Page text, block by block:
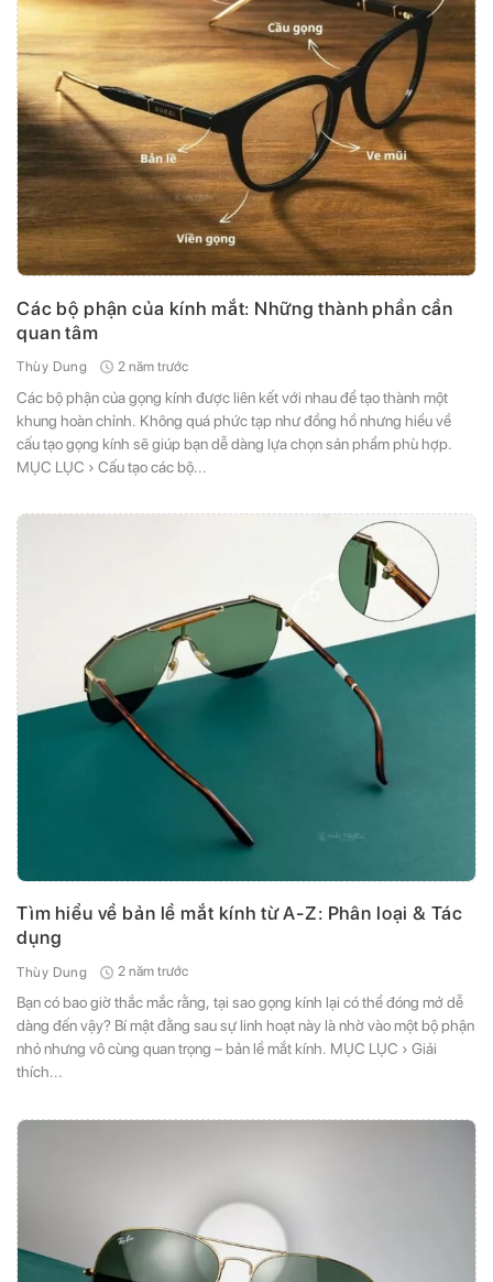
Các bộ phận của kính mắt: Những thành phần cần
quan tâm
Thùy Dung 2 năm trước
Các bộ phận của gọng kính được liên kết với nhau để tạo thành một
khung hoàn chỉnh. Không quá phức tạp như đồng hồ nhưng hiểu về
cấu tạo gọng kính sẽ giúp bạn dễ dàng lựa chọn sản phẩm phù hợp.
MỤC LỤC › Cấu tạo các bộ...
Tìm hiểu về bản lề mắt kính từ A-Z: Phân loại & Tác
dụng
Thùy Dung 2 năm trước
Bạn có bao giờ thắc mắc rằng, tại sao gọng kính lại có thể đóng mở dễ
dàng đến vậy? Bí mật đằng sau sự linh hoạt này là nhờ vào một bộ phận
nhỏ nhưng vô cùng quan trọng – bản lề mắt kính. MỤC LỤC › Giải
thích...